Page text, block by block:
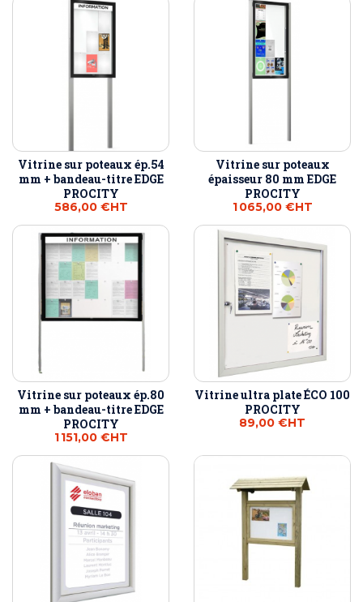
Vitrine sur poteaux ép.54
mm + bandeau-titre EDGE
PROCITY
586,00 €HT
Vitrine sur poteaux
épaisseur 80 mm EDGE
PROCITY
1 065,00 €HT
Vitrine sur poteaux ép.80
mm + bandeau-titre EDGE
PROCITY
1 151,00 €HT
Vitrine ultra plate ÉCO 100
PROCITY
89,00 €HT